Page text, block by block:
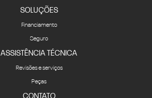
SOLUÇÕES
Financiamento
Seguro
ASSISTÊNCIA TÉCNICA
Revisões e serviços
Peças
CONTATO